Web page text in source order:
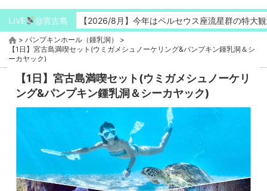
LIVE @宮古島
【2026/8月】今年はペルセウス座流星群の特大観測チャン
> パンプキンホール（鍾乳洞）
>
【1日】宮古島満喫セット(ウミガメシュノーケリング&パンプキン鍾乳洞＆シ
ーカヤック)
【1日】宮古島満喫セット(ウミガメシュノーケリ
ング&パンプキン鍾乳洞＆シーカヤック)